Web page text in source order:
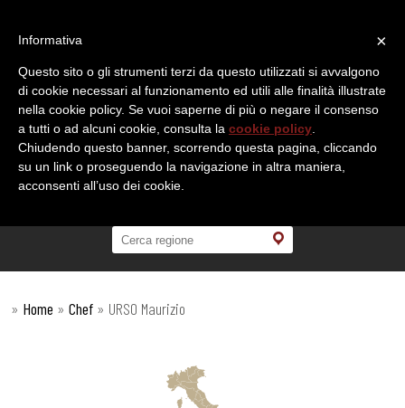
» Home » Chef » URSO Maurizio
×
Informativa
Questo sito o gli strumenti terzi da questo utilizzati si avvalgono
di cookie necessari al funzionamento ed utili alle finalità illustrate
nella cookie policy. Se vuoi saperne di più o negare il consenso
a tutti o ad alcuni cookie, consulta la cookie policy
Chiudendo questo banner, scorrendo questa pagina, cliccando
su un link o proseguendo la navigazione in altra maniera,
acconsenti all’uso dei cookie.